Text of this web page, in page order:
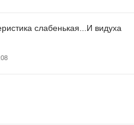
слабенькая...И видуха